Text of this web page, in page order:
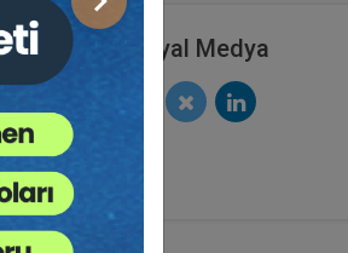
Sonraki
Sosyal Medya